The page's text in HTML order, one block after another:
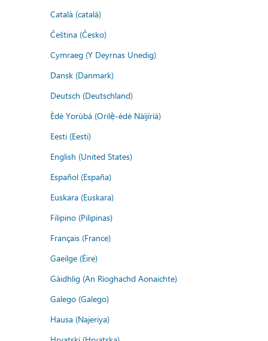
Català (català)
Čeština (Česko)
Cymraeg (Y Deyrnas Unedig)
Dansk (Danmark)
Deutsch (Deutschland)
Èdè Yorùbá (Orilẹ̀-èdè Nàìjíríà)
Eesti (Eesti)
English (United States)
Español (España)
Euskara (Euskara)
Filipino (Pilipinas)
Français (France)
Gaeilge (Éire)
Gàidhlig (An Rìoghachd Aonaichte)
Galego (Galego)
Hausa (Najeriya)